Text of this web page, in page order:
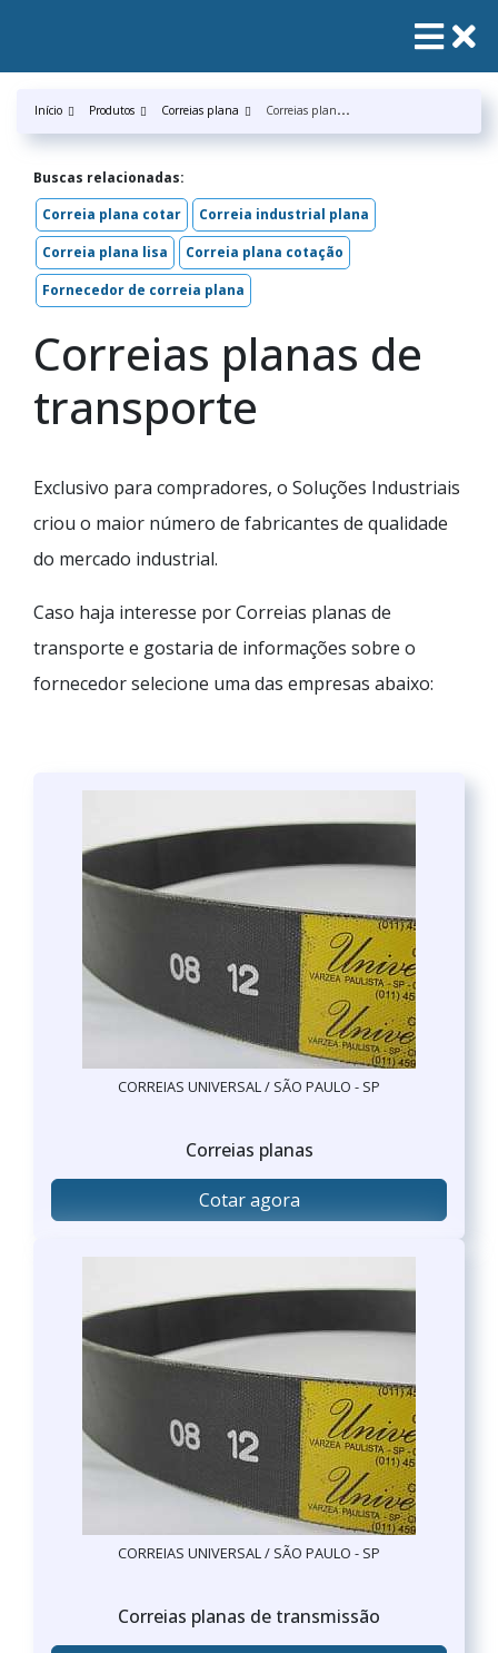
Início Produtos Correias plana C
orreias planas de transporte
Buscas relacionadas:
Correia plana cotar
Correia industrial plana
Correia plana lisa
Correia plana cotação
Fornecedor de correia plana
Correias planas de
transporte
Exclusivo para compradores, o Soluções Industriais
criou o maior número de fabricantes de qualidade
do mercado industrial.
Caso haja interesse por Correias planas de
transporte e gostaria de informações sobre o
fornecedor selecione uma das empresas abaixo:
CORREIAS UNIVERSAL / SÃO PAULO - SP
Correias planas
Cotar agora
CORREIAS UNIVERSAL / SÃO PAULO - SP
Correias planas de transmissão